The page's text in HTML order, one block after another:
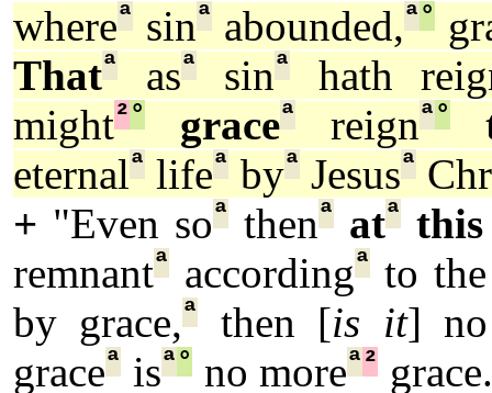
whereª sinª abounded,ª°
Thatª asª sinª
hath
might²° graceª reignª°
eternalª lifeª byª Jesusª
+ "Even soªthenª atªthis
remnantª accordingªto
by grace,ª then [is it]
graceª isª°no moreª²